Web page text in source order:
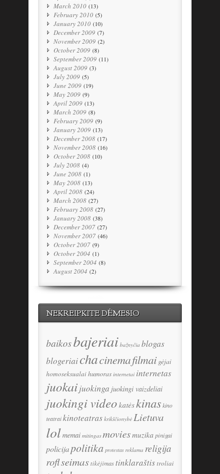
March 2010 (13)
February 2010 (5)
January 2010 (10)
December 2009 (7)
November 2009 (2)
October 2009 (8)
September 2009 (11)
August 2009 (3)
July 2009 (5)
June 2009 (19)
May 2009 (9)
April 2009 (13)
March 2009 (8)
February 2009 (9)
January 2009 (13)
December 2008 (17)
November 2008 (16)
October 2008 (10)
July 2008 (4)
June 2008 (1)
May 2008 (13)
April 2008 (24)
March 2008 (27)
February 2008 (27)
January 2008 (38)
December 2007 (27)
November 2007 (46)
October 2007 (9)
October 2004 (1)
September 2004 (8)
August 2004 (2)
NEKREIPKITE DĖMESIO
baikosbajeriai bažnyčia blogas
blogeriaichacinemafilmai gėjai
homoseksualaihumoras internetai internetas
juokaijuokinga juokingi vaizdeliai
juokingi video katėskinaskino
teatraikinoteatras krikščionybė Lietuva
lolmemai mitingas moviesmuzika pinigai
policijapolitika protestas reklama religija
roflseimastikėjimastinklaraštistroliai